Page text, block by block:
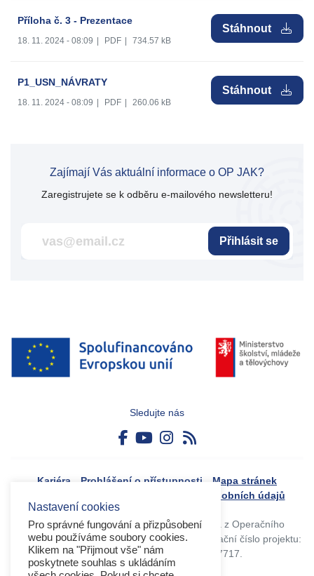
Příloha č. 3 - Prezentace
18. 11. 2024 - 08:09 PDF 734.57 kB
Stáhnout
P1_USN_NÁVRATY
18. 11. 2024 - 08:09 PDF 260.06 kB
Stáhnout
Zajímají Vás aktuální informace o OP JAK?
Zaregistrujete se k odběru e-mailového newsletteru!
Přihlásit se
Sledujte nás
Kariéra Prohlášení o přístupnosti
Mapa stránek
Zásady ochrany osobních údajů
Tvorba webového portálu byla financovaná z Operačního
programu Výzkum, vývoj a vzdělávání. Registrační číslo projektu:
CZ.02.4.125/0.0/0.0/17_045/0017717.
Nastavení cookies
Pro správné fungování a přizpůsobení
webu používáme soubory cookies.
Klikem na "Přijmout vše" nám
poskytnete souhlas s ukládáním